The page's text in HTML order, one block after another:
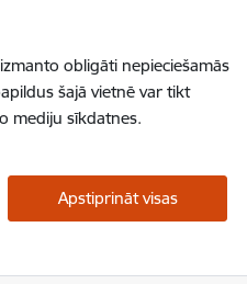
obligāti nepieciešamās
šajā vietnē var tikt
mediju sīkdatnes.
Apstiprināt visas